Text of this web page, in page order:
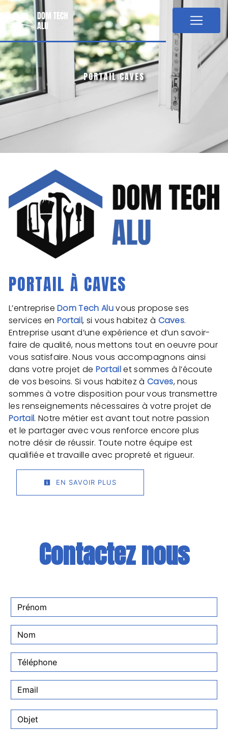
Panneau de gestion des cookies
PORTAIL CAVES
PORTAIL À CAVES
L’entrepriseDom Tech Aluvous propose ses
services en Portail, si vous habitez à Caves.
Entreprise usant d’une expérience et d’un savoir-
faire de qualité, nous mettons tout en oeuvre pour
vous satisfaire. Nous vous accompagnons ainsi
dans votre projet de Portailet sommes à l’écoute
de vos besoins. Si vous habitez à Caves, nous
sommes à votre disposition pour vous transmettre
les renseignements nécessaires à votre projet de
Portail. Notre métier est avant tout notre passion
et le partager avec vous renforce encore plus
notre désir de réussir. Toute notre équipe est
qualifiée et travaille avec propreté et rigueur.
EN SAVOIR PLUS
Contactez nous